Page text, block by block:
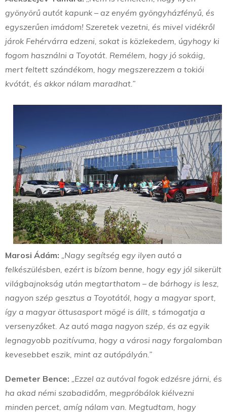
gyönyörű autót kapunk – az enyém gyöngyházfényű, és
egyszerűen imádom! Szeretek vezetni, és mivel vidékről
járok Fehérvárra edzeni, sokat is közlekedem, úgyhogy ki
fogom használni a Toyotát. Remélem, hogy jó sokáig,
mert feltett szándékom, hogy megszerezzem a tokiói
kvótát, és akkor nálam maradhat.”
Marosi Ádám: „Nagy segítség egy ilyen autó a
felkészülésben, ezért is bízom benne, hogy egy jól sikerült
világbajnokság után megtarthatom – de bárhogy is lesz,
nagyon szép gesztus a Toyotától, hogy a magyar sport,
így a magyar öttusasport mögé is állt, s támogatja a
versenyzőket. Az autó maga nagyon szép, és az egyik
legnagyobb pozitívuma, hogy a városi nagy forgalomban
kevesebbet eszik, mint az autópályán.”
Demeter Bence: „Ezzel az autóval fogok edzésre járni, és
ha akad némi szabadidőm, megpróbálok kiélvezni
minden percet, amíg nálam van. Megtudtam, hogy